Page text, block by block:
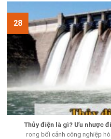
Thủy điện là gì? Ưu nhược
rong bối cảnh công nghiệp
28